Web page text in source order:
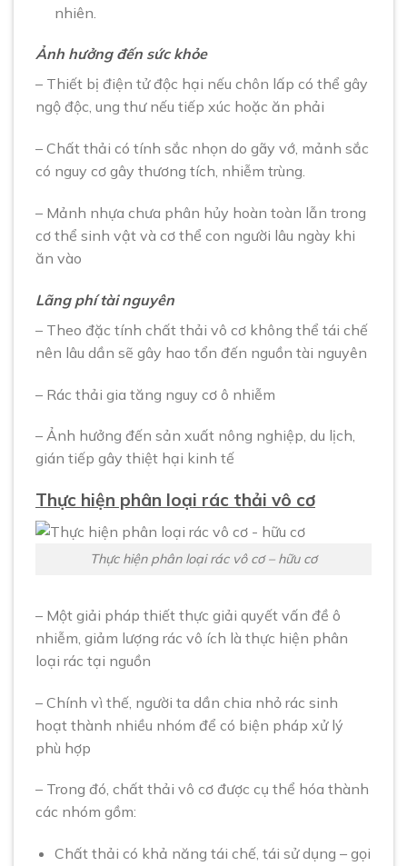
nhiên.
Ảnh hưởng đến sức khỏe
– Thiết bị điện tử độc hại nếu chôn lấp có thể gây
ngộ độc, ung thư nếu tiếp xúc hoặc ăn phải
– Chất thải có tính sắc nhọn do gãy vớ, mảnh sắc
có nguy cơ gây thương tích, nhiễm trùng.
– Mảnh nhựa chưa phân hủy hoàn toàn lẫn trong
cơ thể sinh vật và cơ thể con người lâu ngày khi
ăn vào
Lãng phí tài nguyên
– Theo đặc tính chất thải vô cơ không thể tái chế
nên lâu dần sẽ gây hao tổn đến nguồn tài nguyên
– Rác thải gia tăng nguy cơ ô nhiễm
– Ảnh hưởng đến sản xuất nông nghiệp, du lịch,
gián tiếp gây thiệt hại kinh tế
Thực hiện phân loại rác thải vô cơ
Thực hiện phân loại rác vô cơ – hữu cơ
– Một giải pháp thiết thực giải quyết vấn đề ô
nhiễm, giảm lượng rác vô ích là thực hiện phân
loại rác tại nguồn
– Chính vì thế, người ta dần chia nhỏ rác sinh
hoạt thành nhiều nhóm để có biện pháp xử lý
phù hợp
– Trong đó, chất thải vô cơ được cụ thể hóa thành
các nhóm gồm:
Chất thải có khả năng tái chế, tái sử dụng – gọi